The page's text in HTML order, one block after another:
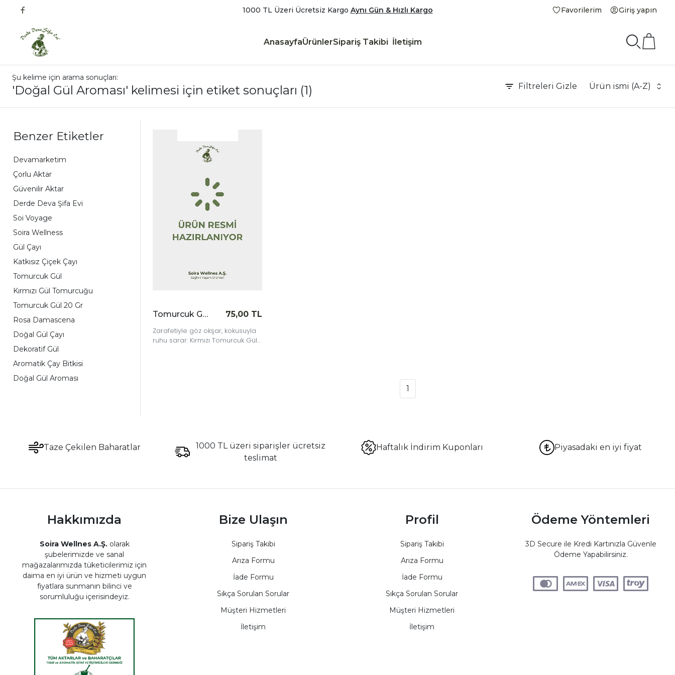
1000 TL Üzeri Ücretsiz Kargo Aynı Gün & Hızlı Kargo Favorilerim Giriş yapın
AnasayfaÜrünlerSipariş Takibi İletişim
Şu kelime için arama sonuçları:
'Doğal Gül Aroması' kelimesi için etiket sonuçları (1) Filtreleri Gizle Ürün ismi (A-Z)
Benzer Etiketler
Devamarketim
Çorlu Aktar
Güvenilir Aktar
Derde Deva Şifa Evi
Soi Voyage
Soira Wellness
Gül Çayı
Katkısız Çiçek Çayı
Tomurcuk Gül
Kırmızı Gül Tomurcuğu
Tomurcuk Gül 20 Gr
Rosa Damascena
Doğal Gül Çayı
Dekoratif Gül
Aromatik Çay Bitkisi
Doğal Gül Aroması
Tomurcuk Gül Kırmızı 20 gr
75,00 TL
Zarafetiyle göz okşar, kokusuyla
ruhu sarar: Kırmızı Tomurcuk Gül
1
Taze Çekilen Baharatlar
1000 TL üzeri siparişler ücretsiz
teslimat
Haftalık İndirim Kuponları Piyasadaki en iyi fiyat
Hakkımızda
Soira Wellnes A.Ş.olarak
şubelerimizde ve sanal
mağazalarımızda tüketicilerimiz için
daima en iyi ürün ve hizmeti uygun
fiyatlara sunmanın bilinci ve
sorumluluğu içerisindeyiz.
Bize Ulaşın
Sipariş Takibi
Arıza Formu
İade Formu
Sıkça Sorulan Sorular
Müşteri Hizmetleri
İletişim
Profil
Sipariş Takibi
Arıza Formu
İade Formu
Sıkça Sorulan Sorular
Müşteri Hizmetleri
İletişim
Ödeme Yöntemleri
3D Secure ile Kredi Kartınızla Güvenle
Ödeme Yapabilirsiniz.